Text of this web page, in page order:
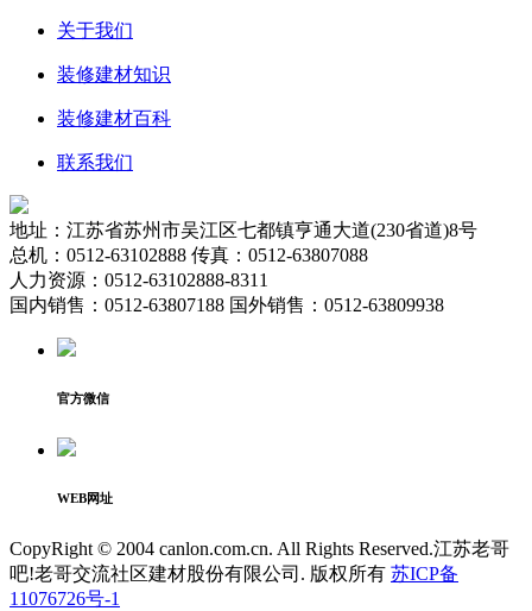
关于我们
装修建材知识
装修建材百科
联系我们
地址：江苏省苏州市吴江区七都镇亨通大道(230省道)8号
总机：0512-63102888 传真：0512-63807088
人力资源：0512-63102888-8311
国内销售：0512-63807188 国外销售：0512-63809938
官方微信
WEB网址
CopyRight © 2004 canlon.com.cn. All Rights Reserved.江苏老哥
吧!老哥交流社区建材股份有限公司. 版权所有 苏ICP备
11076726号-1